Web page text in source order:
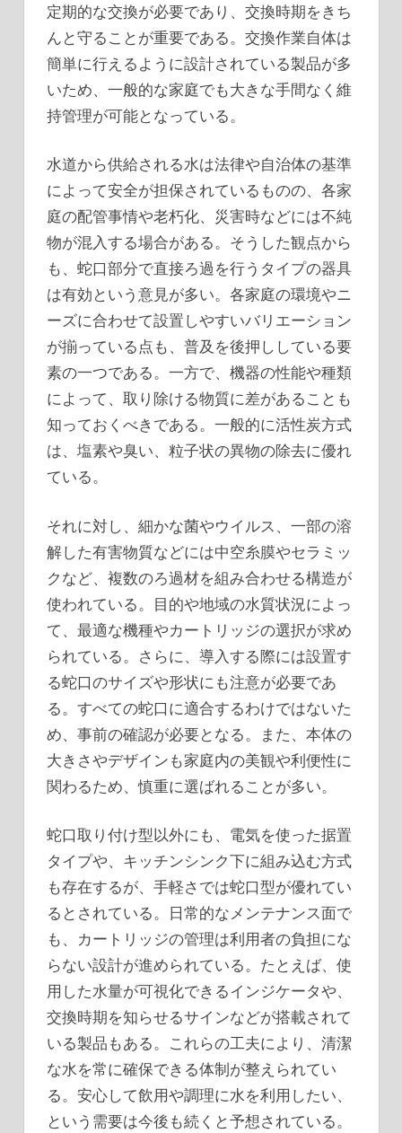
定期的な交換が必要であり、交換時期をきち
んと守ることが重要である。交換作業自体は
簡単に行えるように設計されている製品が多
いため、一般的な家庭でも大きな手間なく維
持管理が可能となっている。
水道から供給される水は法律や自治体の基準
によって安全が担保されているものの、各家
庭の配管事情や老朽化、災害時などには不純
物が混入する場合がある。そうした観点から
も、蛇口部分で直接ろ過を行うタイプの器具
は有効という意見が多い。各家庭の環境やニ
ーズに合わせて設置しやすいバリエーション
が揃っている点も、普及を後押ししている要
素の一つである。一方で、機器の性能や種類
によって、取り除ける物質に差があることも
知っておくべきである。一般的に活性炭方式
は、塩素や臭い、粒子状の異物の除去に優れ
ている。
それに対し、細かな菌やウイルス、一部の溶
解した有害物質などには中空糸膜やセラミッ
クなど、複数のろ過材を組み合わせる構造が
使われている。目的や地域の水質状況によっ
て、最適な機種やカートリッジの選択が求め
られている。さらに、導入する際には設置す
る蛇口のサイズや形状にも注意が必要であ
る。すべての蛇口に適合するわけではないた
め、事前の確認が必要となる。また、本体の
大きさやデザインも家庭内の美観や利便性に
関わるため、慎重に選ばれることが多い。
蛇口取り付け型以外にも、電気を使った据置
タイプや、キッチンシンク下に組み込む方式
も存在するが、手軽さでは蛇口型が優れてい
るとされている。日常的なメンテナンス面で
も、カートリッジの管理は利用者の負担にな
らない設計が進められている。たとえば、使
用した水量が可視化できるインジケータや、
交換時期を知らせるサインなどが搭載されて
いる製品もある。これらの工夫により、清潔
な水を常に確保できる体制が整えられてい
る。安心して飲用や調理に水を利用したい、
という需要は今後も続くと予想されている。